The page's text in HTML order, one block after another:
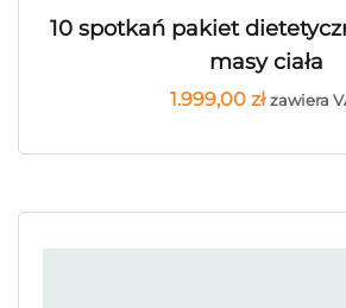
10 spotkań pakiet
masy ciała
1.999,00 zł zawiera